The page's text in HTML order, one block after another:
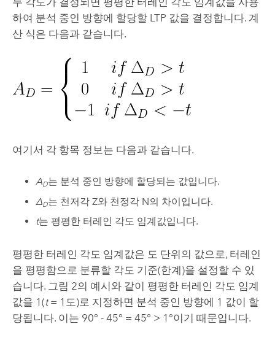
하여 분석 중인 방향에 할당할 LTP 값을 결정합니다. 계
산 식은 다음과 같습니다.
여기서 각 항목 정보는 다음과 같습니다.
AD는 분석 중인 방향에 할당되는 값입니다.
ΔD는 천저각 Z와 천정각 N의 차이입니다.
t는 평평한 터레인 각도 임계값입니다.
평평한 터레인 각도 임계값은 도 단위의 값으로, 터레인
을 평평함으로 분류할 각도 기준(한계)을 설정할 수 있
습니다. 그림 2의 예시와 같이 평평한 터레인 각도 임계
값을 1(t= 1도)로 지정하면 분석 중인 방향에 1 값이 할
당됩니다. 이는 90° - 45° = 45° > 1°이기 때문입니다.